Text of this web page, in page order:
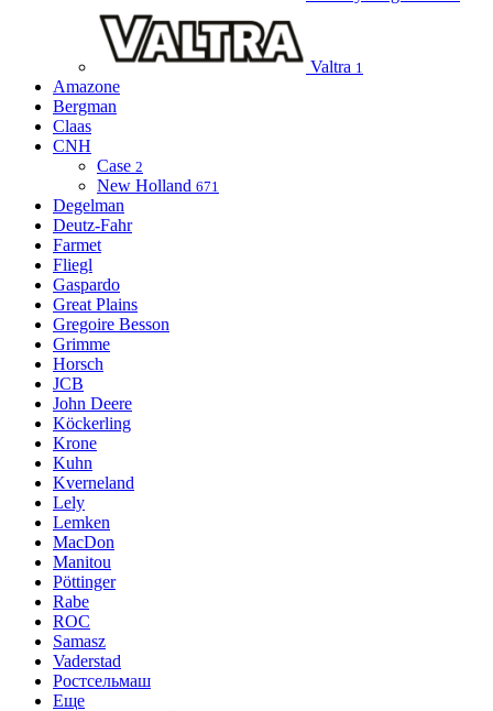
Valtra 1
Amazone
Bergman
Claas
CNH
Case 2
New Holland 671
Degelman
Deutz-Fahr
Farmet
Fliegl
Gaspardo
Great Plains
Gregoire Besson
Grimme
Horsch
JCB
John Deere
Köckerling
Krone
Kuhn
Kverneland
Lely
Lemken
MacDon
Manitou
Pöttinger
Rabe
ROC
Samasz
Vaderstad
Ростсельмаш
Еще